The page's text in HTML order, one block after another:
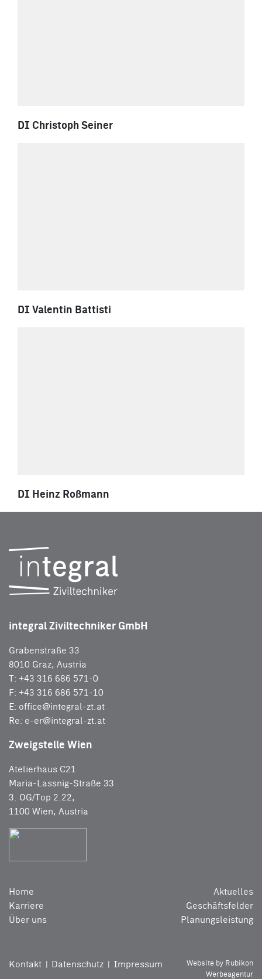
DI Christoph Seiner
DI Valentin Battisti
DI Heinz Roßmann
integral Ziviltechniker GmbH
Grabenstraße 33
8010 Graz, Austria
T: +43 316 686 571-0
F: +43 316 686 571-10
E: office@integral-zt.at
Re: e-er@integral-zt.at
Zweigstelle Wien
Atelierhaus C21
Maria-Lassnig-Straße 33
3. OG/Top 2.22,
1100 Wien, Austria
Home
Karriere
Über uns
Aktuelles
Geschäftsfelder
Planungsleistung
Kontakt Datenschutz Impressum
Website by Rubikon
Werbeagentur